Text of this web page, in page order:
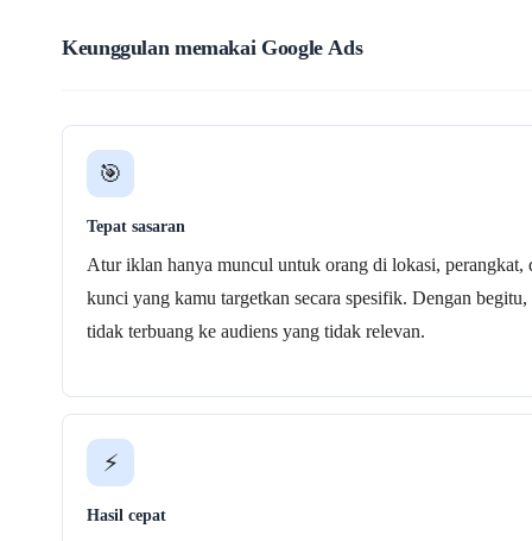
Keunggulan memakai Google Ads
🎯
Tepat sasaran
Atur iklan hanya muncul untuk orang di lokasi, perangkat,
kunci yang kamu targetkan secara spesifik. Dengan begitu,
tidak terbuang ke audiens yang tidak relevan.
⚡
Hasil cepat